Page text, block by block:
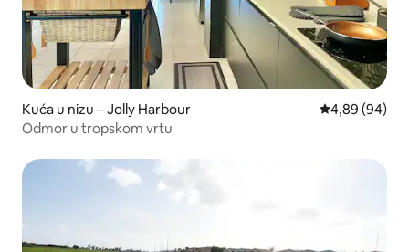
Kuća u nizu – Jolly Harbour Prosječna
4,89 (94)
Odmor u tropskom vrtu